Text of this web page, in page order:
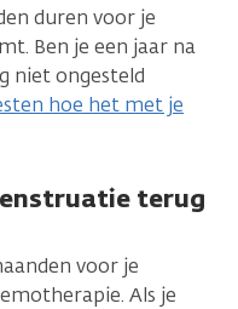
duren voor je
Ben je een jaar na
niet ongesteld
hoe het met je
terug
voor je
Als je